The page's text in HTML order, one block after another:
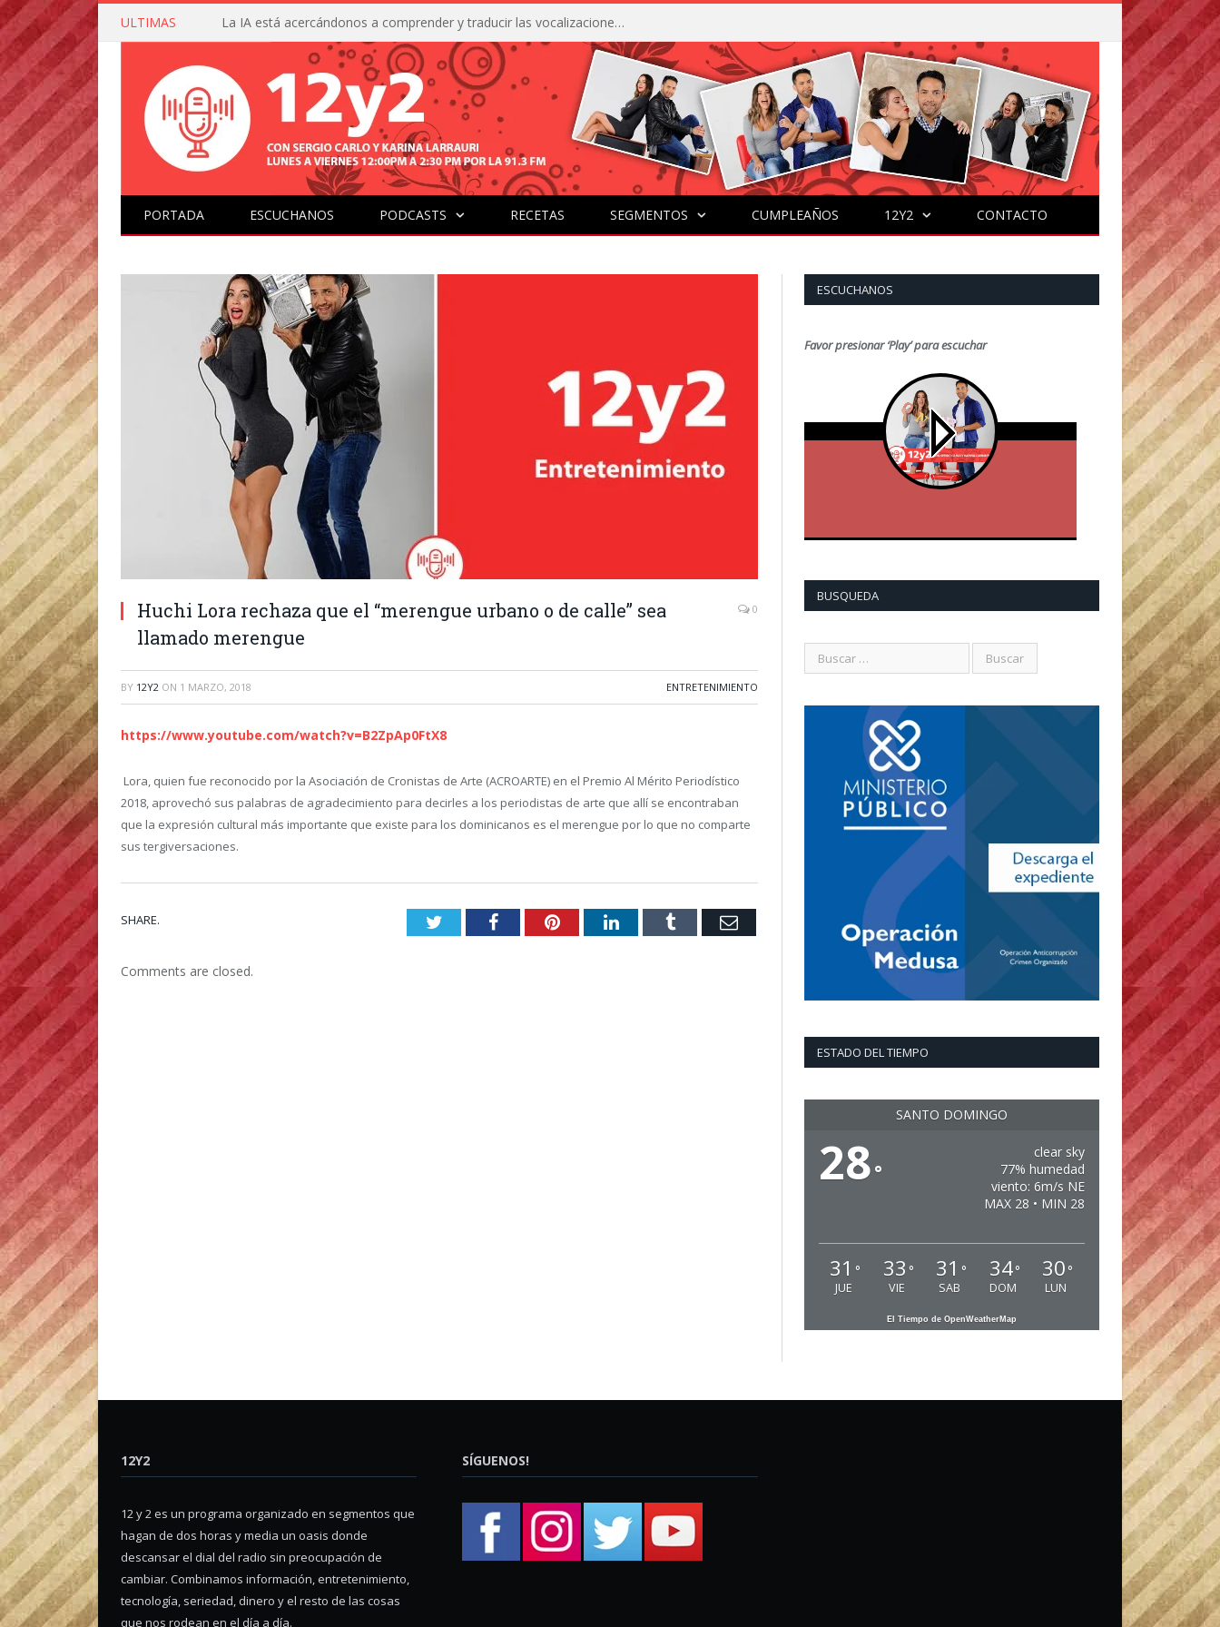
ULTIMAS La IA está acercándonos a comprender y traducir las vocalizaciones y comportamientos de nuestras mascotas
PORTADA ESCUCHANOS PODCASTS RECETAS SEGMENTOS CUMPLEAÑOS 12Y2 CONTACTO
Huchi Lora rechaza que el “merengue urbano o de calle” sea
llamado merengue
0
BY 12Y2 ON 1 MARZO, 2018 ENTRETENIMIENTO
https://www.youtube.com/watch?v=B2ZpAp0FtX8
Lora, quien fue reconocido por la Asociación de Cronistas de Arte (ACROARTE) en el Premio Al Mérito Periodístico
2018, aprovechó sus palabras de agradecimiento para decirles a los periodistas de arte que allí se encontraban
que la expresión cultural más importante que existe para los dominicanos es el merengue por lo que no comparte
sus tergiversaciones.
SHARE. TwitterFacebookPinterestLinkedInTumblr Email
Comments are closed.
ESCUCHANOS
Favor presionar ‘Play’ para escuchar
BUSQUEDA
ESTADO DEL TIEMPO
SANTO DOMINGO
28°
clear sky
77% humedad
viento: 6m/s NE
MAX 28 • MIN 28
31 °
JUE
33 °
VIE
31 °
SAB
34°
DOM
30 °
LUN
El Tiempo de OpenWeatherMap
12Y2
12 y 2 es un programa organizado en segmentos que
hagan de dos horas y media un oasis donde
descansar el dial del radio sin preocupación de
cambiar. Combinamos información, entretenimiento,
tecnología, seriedad, dinero y el resto de las cosas
que nos rodean en el día a día.
SÍGUENOS!